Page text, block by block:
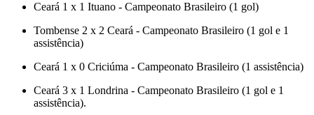
Ceará 1 x 1 Ituano - Campeonato Brasileiro (1 gol)
Tombense 2 x 2 Ceará - Campeonato Brasileiro (1 gol e 1
assistência)
Ceará 1 x 0 Criciúma - Campeonato Brasileiro (1 assistência)
Ceará 3 x 1 Londrina - Campeonato Brasileiro (1 gol e 1
assistência).